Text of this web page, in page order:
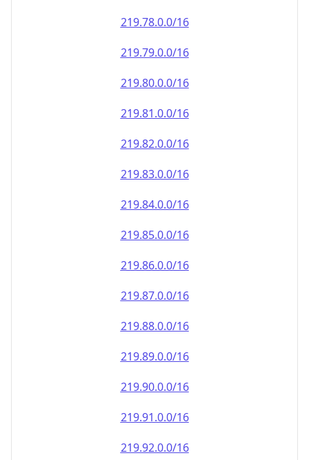
219.78.0.0/16
219.79.0.0/16
219.80.0.0/16
219.81.0.0/16
219.82.0.0/16
219.83.0.0/16
219.84.0.0/16
219.85.0.0/16
219.86.0.0/16
219.87.0.0/16
219.88.0.0/16
219.89.0.0/16
219.90.0.0/16
219.91.0.0/16
219.92.0.0/16